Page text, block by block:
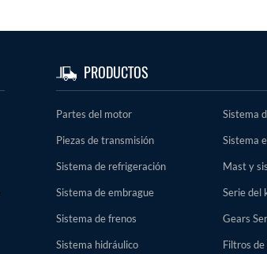
PRODUCTOS
Partes del motor
Piezas de transmisión
Sistema de refrigeración
Sistema de embrague
Sistema de frenos
Sistema hidráulico
Sistema
Sistema
Mast y
Serie del
Gears
Filtros